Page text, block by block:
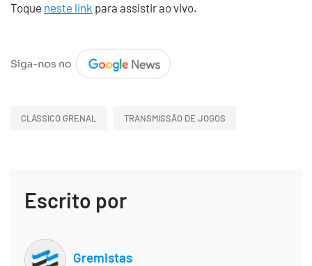
Toque neste link para assistir ao vivo.
CLÁSSICO GRENAL TRANSMISSÃO DE JOGOS
Escrito por
Gremistas